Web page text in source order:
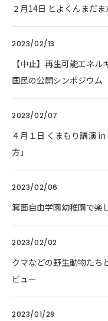
２月14日 とよくんまだま
2023/02/13
【中止】再生可能エネ
国民の公開シンポジウム
2023/02/07
４月１日 くまもり講演
方」
2023/02/06
箕面自由学園幼稚園で楽
2023/02/02
クマなどの野生動物たち
ビュー
2023/01/28